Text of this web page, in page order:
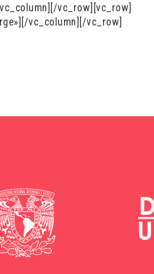
vc_row][vc_row]
vc_column][/vc_row]